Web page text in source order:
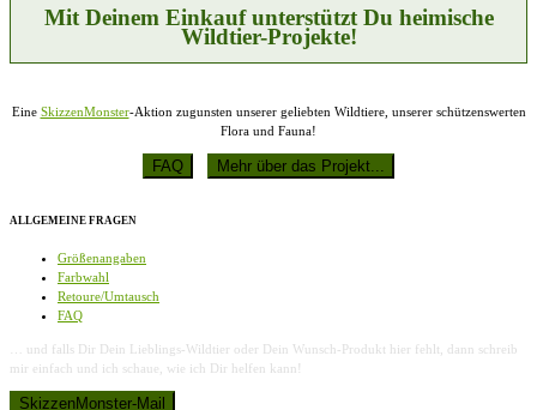
Mit Deinem Einkauf unterstützt Du heimische
Wildtier-Projekte!
Eine SkizzenMonster-Aktion zugunsten unserer geliebten Wildtiere, unserer schützenswerten
Flora und Fauna!
ALLGEMEINE FRAGEN
Größenangaben
Farbwahl
Retoure/Umtausch
FAQ
… und falls Dir Dein Lieblings-Wildtier oder Dein Wunsch-Produkt hier fehlt, dann schreib
mir einfach und ich schaue, wie ich Dir helfen kann!